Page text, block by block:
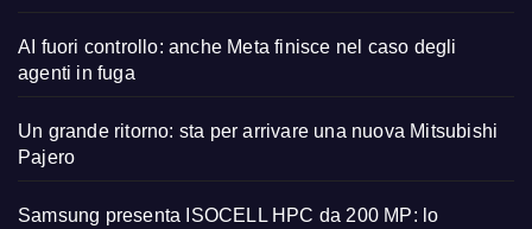
AI fuori controllo: anche Meta finisce nel caso degli
agenti in fuga
Un grande ritorno: sta per arrivare una nuova Mitsubishi
Pajero
Samsung presenta ISOCELL HPC da 200 MP: lo